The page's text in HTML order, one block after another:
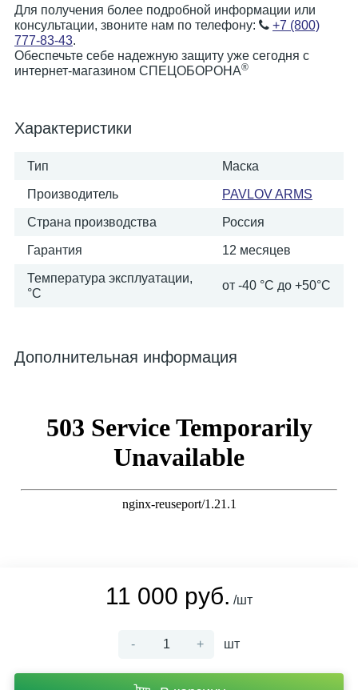
Для получения более подробной информации или
консультации, звоните нам по телефону:
+7 (800)
777-83-43.
Обеспечьте себе надежную защиту уже сегодня с
интернет-магазином СПЕЦОБОРОНА®
Характеристики
Тип Маска
Производитель PAVLOV ARMS
Страна производства Россия
Гарантия 12 месяцев
Температура эксплуатации,
°C
от -40 °С до +50°С
Дополнительная информация
11 000 руб. /шт
- + шт